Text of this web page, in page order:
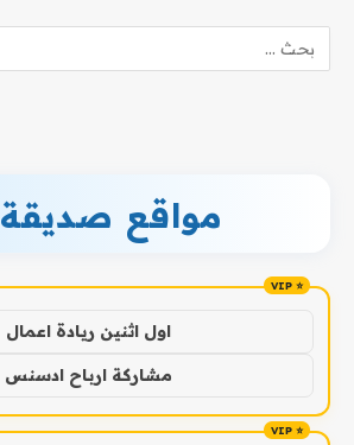
مواقع صديقة
اول اثنين ريادة اعمال
مشاركة ارباح ادسنس